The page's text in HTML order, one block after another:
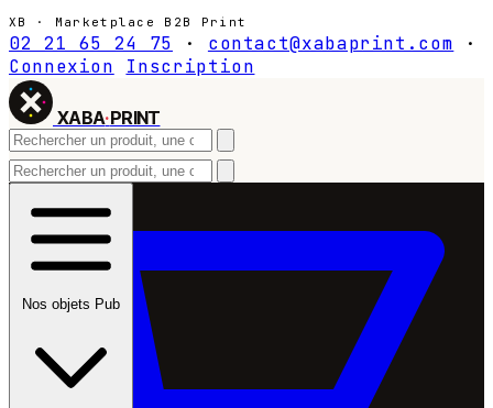
XB · Marketplace B2B Print
02 21 65 24 75 · contact@xabaprint.com
·
Connexion
Inscription
XABA·PRINT
Nos objets Pub